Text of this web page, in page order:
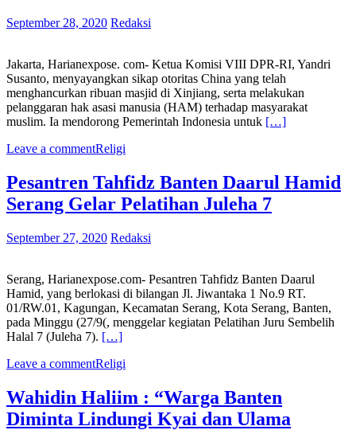
September 28, 2020 Redaksi
Jakarta, Harianexpose. com- Ketua Komisi VIII DPR-RI, Yandri
Susanto, menyayangkan sikap otoritas China yang telah
menghancurkan ribuan masjid di Xinjiang, serta melakukan
pelanggaran hak asasi manusia (HAM) terhadap masyarakat
muslim. Ia mendorong Pemerintah Indonesia untuk […]
Leave a commentReligi
Pesantren Tahfidz Banten Daarul Hamid
Serang Gelar Pelatihan Juleha 7
September 27, 2020 Redaksi
Serang, Harianexpose.com- Pesantren Tahfidz Banten Daarul
Hamid, yang berlokasi di bilangan Jl. Jiwantaka 1 No.9 RT.
01/RW.01, Kagungan, Kecamatan Serang, Kota Serang, Banten,
pada Minggu (27/9(, menggelar kegiatan Pelatihan Juru Sembelih
Halal 7 (Juleha 7). […]
Leave a commentReligi
Wahidin Haliim : “Warga Banten
Diminta Lindungi Kyai dan Ulama